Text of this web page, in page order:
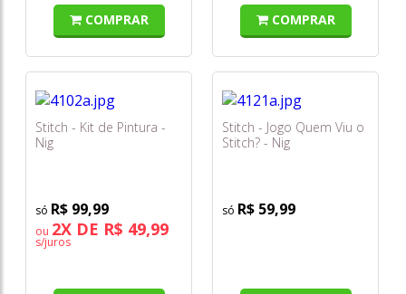
COMPRAR COMPRAR
Stitch - Kit de Pintura -
Nig
R$ 99,99
ou 2X DE R$ 49,99
s/juros
Stitch - Jogo Quem Viu o
Stitch? - Nig
R$ 59,99